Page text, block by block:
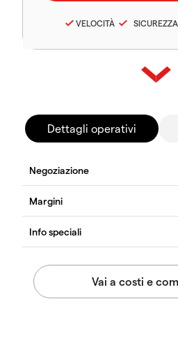
VELOCITÀ SICUREZZA
Dettagli operativi